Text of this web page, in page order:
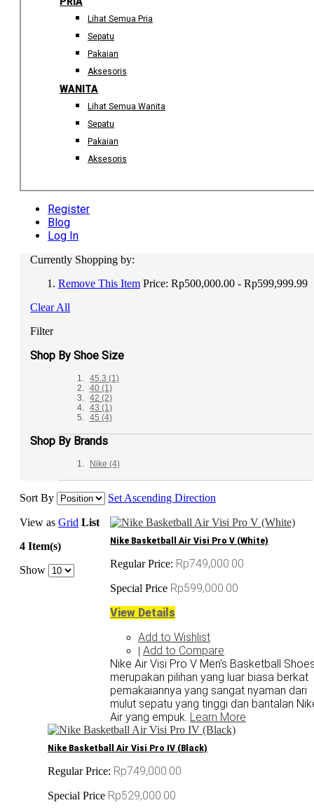
Lihat Semua Pria
Sepatu
Pakaian
Aksesoris
WANITA
Lihat Semua Wanita
Sepatu
Pakaian
Aksesoris
Register
Blog
Log In
Currently Shopping by:
Remove This Item Price: Rp500,000.00 - Rp599,999.99
Clear All
Filter
Shop By Shoe Size
45.3 (1)
40 (1)
42 (2)
43 (1)
45 (4)
Shop By Brands
Nike (4)
Sort By Set Ascending Direction
View as Grid List
4 Item(s)
Show
Nike Basketball Air Visi Pro V (White)
Regular Price: Rp749,000.00
Special Price Rp599,000.00
View Details
Add to Wishlist
| Add to Compare
Nike Air Visi Pro V Men's Basketball
merupakan pilihan yang luar biasa berkat
pemakaiannya yang sangat nyaman dari
mulut sepatu yang tinggi dan bantalan
Air yang empuk. Learn More
Nike Basketball Air Visi Pro IV (Black)
Regular Price: Rp749,000.00
Special Price Rp529,000.00